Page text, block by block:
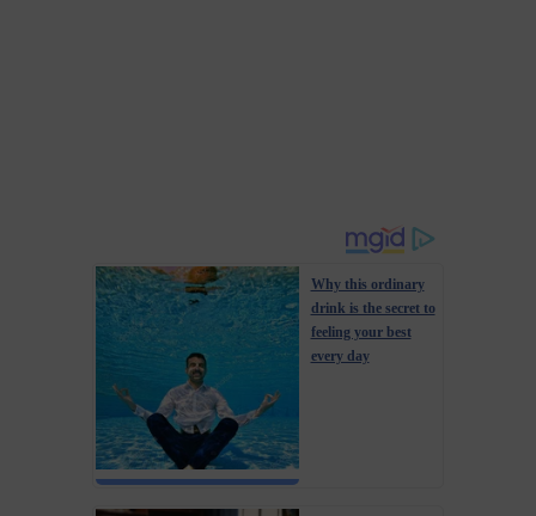
Why this ordinary
drink is the secret to
feeling your best
every day